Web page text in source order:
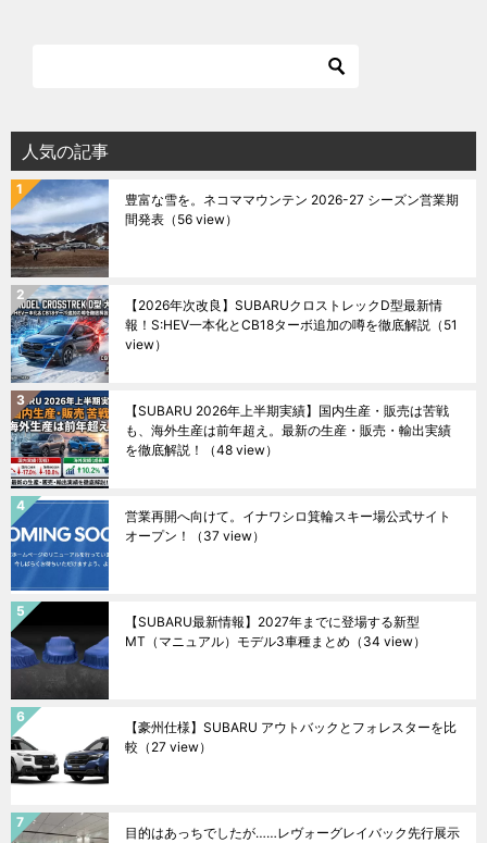
人気の記事
豊富な雪を。ネコママウンテン 2026-27 シーズン営業期
間発表 （56 view）
【2026年次改良】SUBARUクロストレックD型最新情
報！S:HEV一本化とCB18ターボ追加の噂を徹底解説 （51
view）
【SUBARU 2026年上半期実績】国内生産・販売は苦戦
も、海外生産は前年超え。最新の生産・販売・輸出実績
を徹底解説！
（48 view）
営業再開へ向けて。イナワシロ箕輪スキー場公式サイト
オープン！
（37 view）
【SUBARU最新情報】2027年までに登場する新型
MT（マニュアル）モデル3車種まとめ （34 view）
【豪州仕様】SUBARU アウトバックとフォレスターを比
較 （27 view）
目的はあっちでしたが……レヴォーグレイバック先行展示